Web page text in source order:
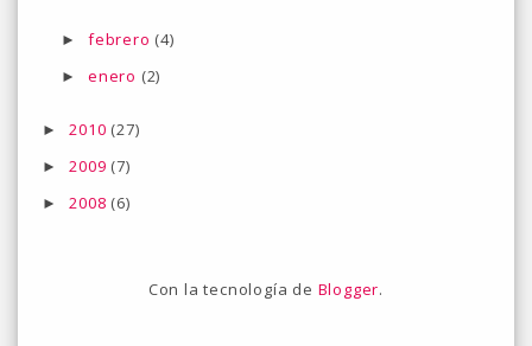
► febrero (4)
► enero (2)
►2010 (27)
►2009 (7)
►2008 (6)
Con la tecnología de Blogger.